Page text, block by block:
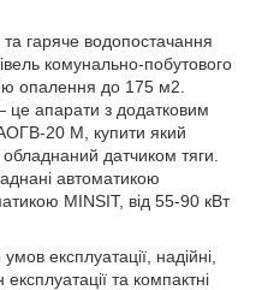
гаряче водопостачання
комунально-побутового
опалення до 175 м2.
це апарати з додатковим
20 М, купити який
датчиком тяги.
автоматикою
MINSIT, від 55-90 кВт
експлуатації, надійні,
та компактні